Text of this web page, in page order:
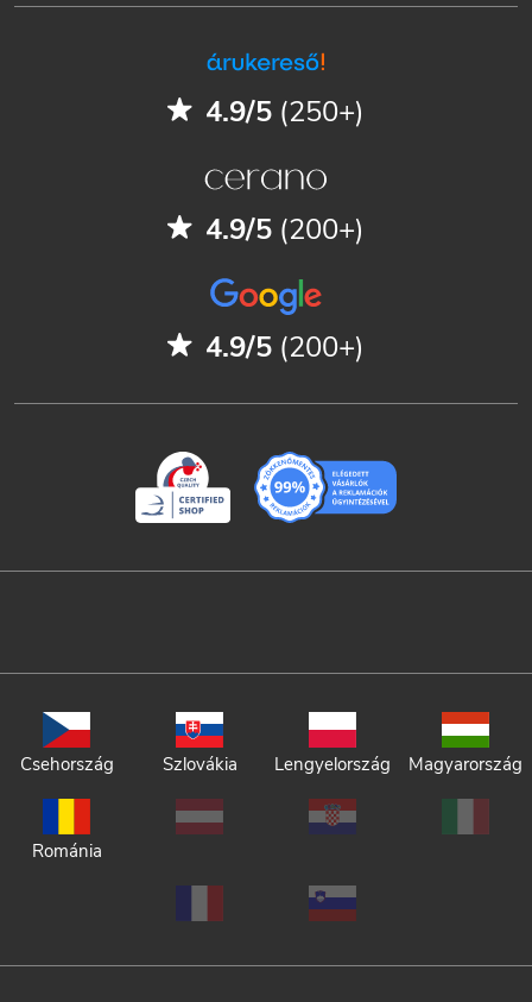
4.9/5 (250+)
4.9/5 (200+)
4.9/5 (200+)
Csehország Szlovákia Lengyelország Magyarország
Románia